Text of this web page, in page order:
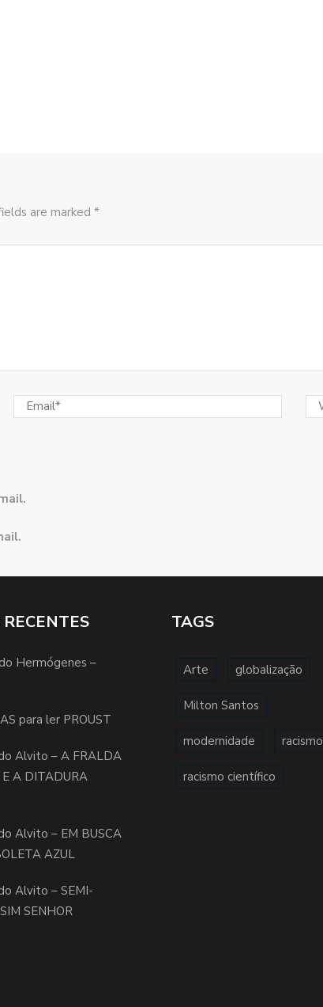
are marked *
Hermógenes –
para ler PROUST
Alvito – A FRALDA
E A DITADURA
Alvito – EM BUSCA
AZUL
Alvito – SEMI-
SENHOR
TAGS
Arte globalização
Milton Santos
modernidade racismo
racismo científico